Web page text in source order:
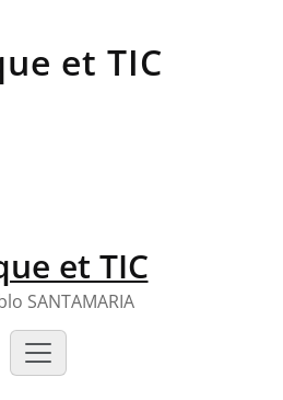
et TIC
SANTAMARIA